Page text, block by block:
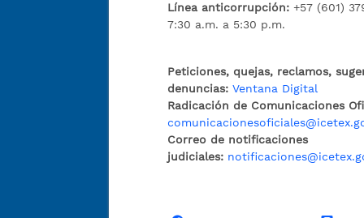
Línea anticorrupción:+57 (601)
7:30 a.m. a 5:30 p.m.
Peticiones, quejas, reclamos,
denuncias: Ventana Digital
Radicación de Comunicaciones
Correo de notificaciones
judiciales: